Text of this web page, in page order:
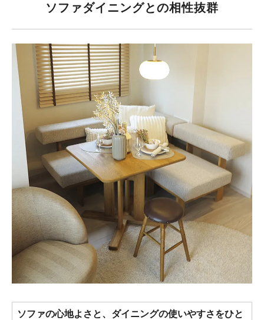
ソファダイニングとの相性抜群
ソファの心地よさと、ダイニングの使いやすさをひと